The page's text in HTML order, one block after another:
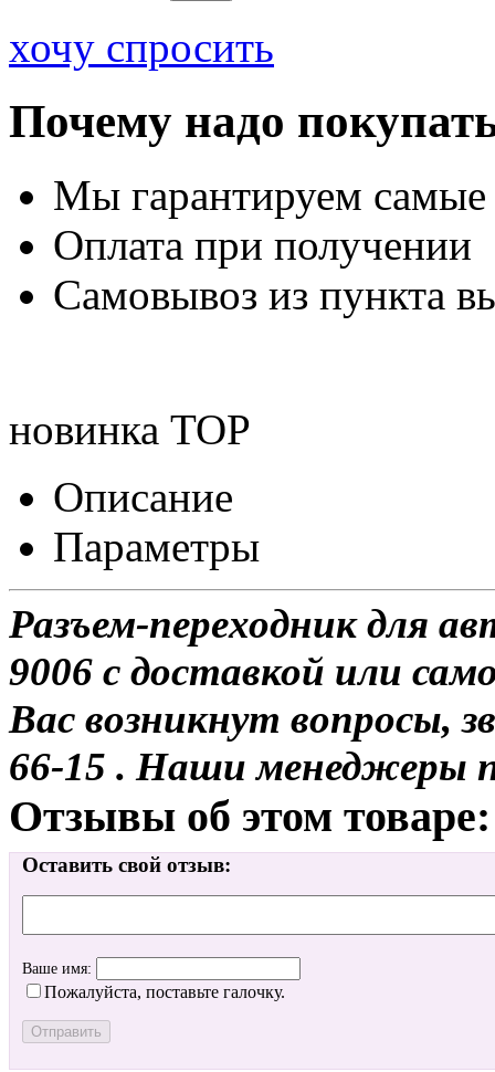
хочу спросить
Почему надо
Мы гарантируем
Оплата при получении
Самовывоз из пункта
новинка TOP
Описание
Параметры
Разъем-переходник для
9006 с доставкой или
Вас возникнут вопросы,
66-15 . Наши менеджеры
Отзывы об этом товаре:
Оставить свой отзыв:
Ваше имя:
Пожалуйста, поставьте галочку.